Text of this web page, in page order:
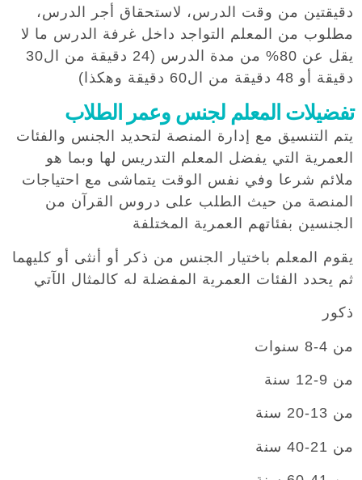
دقيقتين من وقت الدرس، لاستحقاق أجر الدرس،
مطلوب من المعلم التواجد داخل غرفة الدرس ما لا
يقل عن 80% من مدة الدرس (24 دقيقة من ال30
دقيقة أو 48 دقيقة من ال60 دقيقة وهكذا)
تفضيلات المعلم لجنس وعمر الطلاب
يتم التنسيق مع إدارة المنصة لتحديد الجنس والفئات
العمرية التي يفضل المعلم التدريس لها وبما هو
ملائم شرعا وفي نفس الوقت يتماشى مع احتياجات
المنصة من حيث الطلب على دروس القرآن من
الجنسين بفئاتهم العمرية المختلفة
يقوم المعلم باختيار الجنس من ذكر أو أنثى أو كليهما
ثم يحدد الفئات العمرية المفضلة له كالمثال الآتي
ذكور
من 4-8 سنوات
من 9-12 سنة
من 13-20 سنة
من 21-40 سنة